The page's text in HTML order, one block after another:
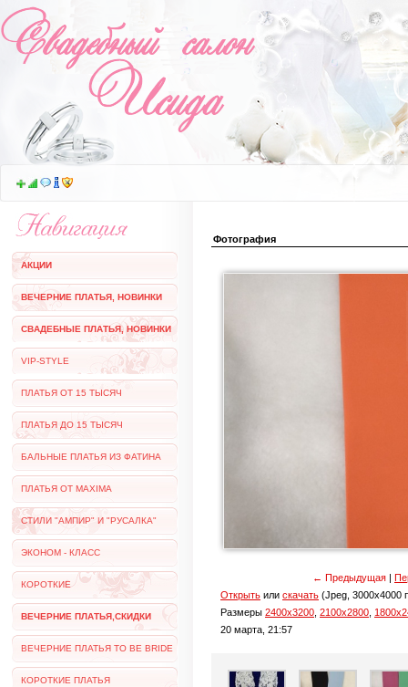
Фотография
← Предыдущая |
Открыть или скачать (Jpeg, 3000x4000
Размеры 2400x3200 2100x2800
20 марта, 21:57
АКЦИИ
ВЕЧЕРНИЕ ПЛАТЬЯ, НОВИНКИ
СВАДЕБНЫЕ ПЛАТЬЯ, НОВИНКИ
VIP-STYLE
ПЛАТЬЯ ОТ 15 ТЫСЯЧ
ПЛАТЬЯ ДО 15 ТЫСЯЧ
БАЛЬНЫЕ ПЛАТЬЯ ИЗ ФАТИНА
ПЛАТЬЯ ОТ MAXIMA
СТИЛИ "АМПИР" И "РУСАЛКА"
ЭКОНОМ - КЛАСС
КОРОТКИЕ
ВЕЧЕРНИЕ ПЛАТЬЯ,СКИДКИ
ВЕЧЕРНИЕ ПЛАТЬЯ TO BE BRIDE
КОРОТКИЕ ПЛАТЬЯ